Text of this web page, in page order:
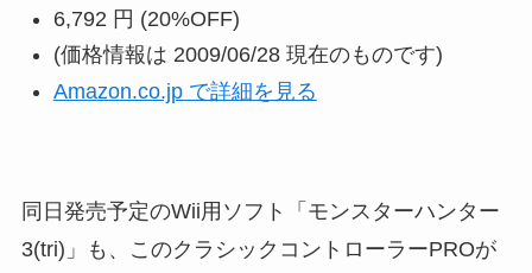
6,792 円 (20%OFF)
(価格情報は 2009/06/28 現在のものです)
Amazon.co.jp で詳細を見る
同日発売予定のWii用ソフト「モンスターハンター
3(tri)」も、このクラシックコントローラーPROが